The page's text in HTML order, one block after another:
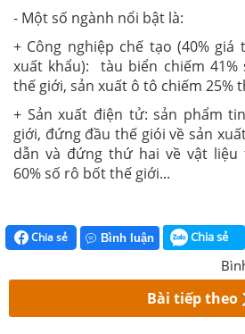
- Một số ngành nổi bật là:
+ Công nghiệp chế tạo (40% giá
xuất khẩu): tàu biển chiếm 41%
thế giới, sản xuất ô tô chiếm 25%
+ Sản xuất điện tử: sản phẩm
giới, đứng đầu thế giói về sản
dẫn và đứng thứ hai về vật liệu
60% số rô bốt thế giới...
Chia sẻ Bình luận Chia sẻ
Bài tiếp theo